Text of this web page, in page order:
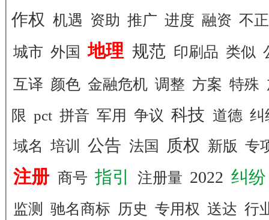
作权 机遇 资助 推广 进度 融资 不
城市 外国 地理 规范 印刷品 类似
互译 颜色 金融危机 调整 方案 特殊
限 pct 拼音 军用 争议 科技 道德 纠
域名 培训 公告 法国 质权 新版 专
注册 商号 指引 注册量 2022 纠
监测 驰名商标 历史 专用权 送达 行